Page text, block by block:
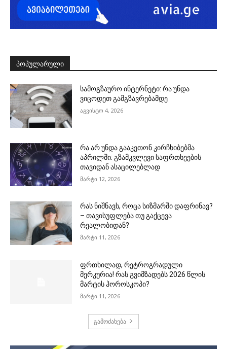
ᲞᲝᲞᲣᲚᲐᲠᲣᲚᲘ
სამოგზაურო ინტერნეტი: რა უნდა
ვიცოდეთ გამგზავრებამდე
აგვისტო 4, 2026
რა არ უნდა გააკეთონ კირჩხიბებმა
აპრილში: გზამკვლევი საფრთხეების
თავიდან ასაცილებლად
მარტი 12, 2026
რას ნიშნავს, როცა სიზმარში დაფრინავ?
– თავისუფლება თუ გაქცევა
რეალობიდან?
მარტი 11, 2026
ფრთხილად, რეტროგრადული
მერკურია! რას გვიმზადებს 2026 წლის
მარტის ჰოროსკოპი?
მარტი 11, 2026
გამოძახება